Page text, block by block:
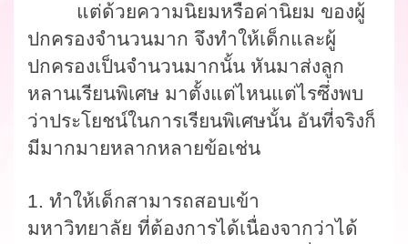
แต่ด้วยความนิยมหรือค่านิยม ของผู้
ปกครองจำนวนมาก จึงทำให้เด็กและผู้
ปกครองเป็นจำนวนมากนั้น หันมาส่งลูก
หลานเรียนพิเศษ มาตั้งแต่ไหนแต่ไรซึ่งพบ
ว่าประโยชน์ในการเรียนพิเศษนั้น อันที่จริงก็
มีมากมายหลากหลายข้อเช่น
1. ทำให้เด็กสามารถสอบเข้า
มหาวิทยาลัย ที่ต้องการได้เนื่องจากว่าได้